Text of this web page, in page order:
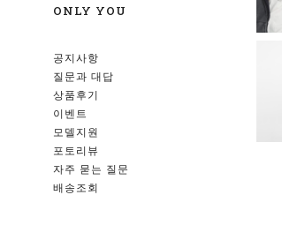
ONLY YOU
공지사항
질문과 대답
상품후기
이벤트
모델지원
포토리뷰
자주 묻는 질문
배송조회